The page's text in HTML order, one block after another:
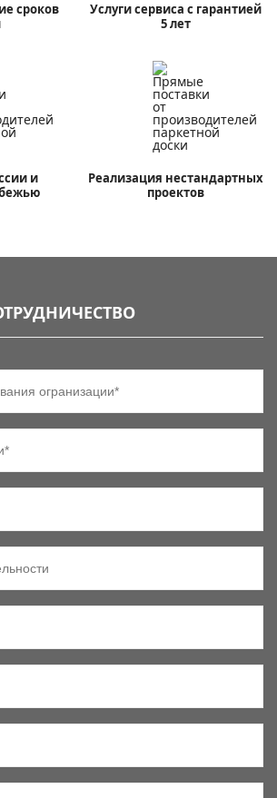
сроков
Услуги сервиса с гарантией
5 лет
и
Реализация нестандартных
проектов
огранизации*